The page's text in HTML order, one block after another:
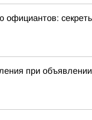
официантов:
при